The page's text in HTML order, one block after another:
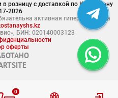
0
розницу с доставкой по Казахстану
2026
активная гиперссылка на
БИН: 020140003123
оферты